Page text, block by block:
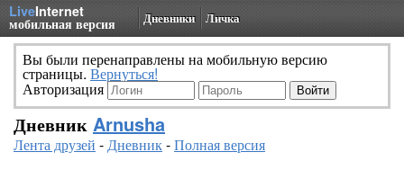
LiveInternet
мобильная версия Дневники Личка
Вы были перенаправлены на мобильную версию
страницы. Вернуться!
Авторизация
Дневник Arnusha
Лента друзей -Дневник-Полная версия